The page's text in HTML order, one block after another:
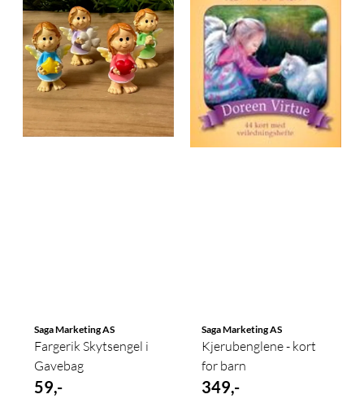
Saga Marketing AS
Fargerik Skytsengel i
Gavebag
59,-
Saga Marketing AS
Kjerubenglene - kort
for barn
349,-